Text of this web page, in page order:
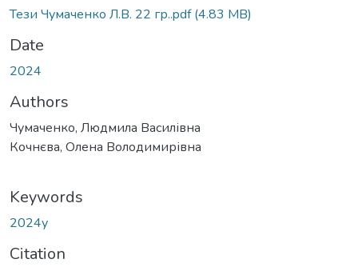
Тези Чумаченко Л.В. 22 гр..pdf(4.83 MB)
Date
2024
Authors
Чумаченко, Людмила Василівна
Кочнєва, Олена Володимирівна
Keywords
2024у
Citation